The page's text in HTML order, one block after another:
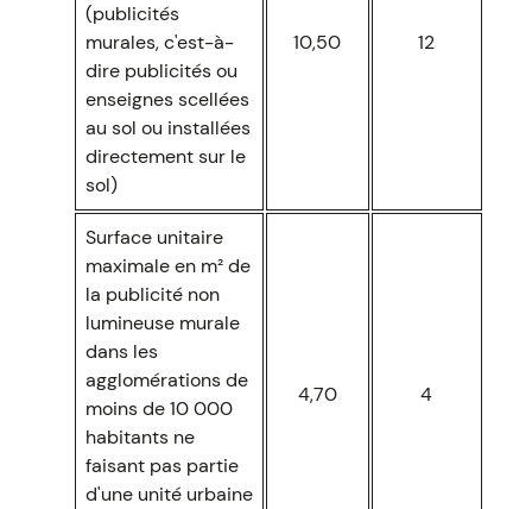
(publicités
murales, c'est-à-
dire publicités ou
enseignes scellées
au sol ou installées
directement sur le
sol)
10,50 12
Surface unitaire
maximale en m² de
la publicité non
lumineuse murale
dans les
agglomérations de
moins de 10 000
habitants ne
faisant pas partie
d'une unité urbaine
4,70 4